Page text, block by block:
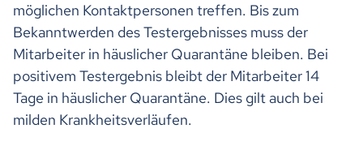
möglichen Kontaktpersonen treffen. Bis zum
Bekanntwerden des Testergebnisses muss der
Mitarbeiter in häuslicher Quarantäne bleiben. Bei
positivem Testergebnis bleibt der Mitarbeiter 14
Tage in häuslicher Quarantäne. Dies gilt auch bei
milden Krankheitsverläufen.